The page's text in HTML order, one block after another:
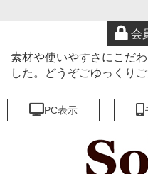
会
素材や使いやすさにこだ
した。どうぞごゆっくりご
PC表示